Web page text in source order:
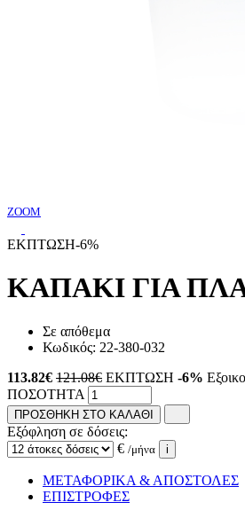
ZOOM
ΕΚΠΤΩΣΗ-6%
ΚΑΠΑΚΙ ΓΙΑ
Σε απόθεμα
Κωδικός: 22-380-032
113.82€ 121.08€ ΕΚΠΤΩΣΗ -6%
ΠΟΣΟΤΗΤΑ
ΠΡΟΣΘΗΚΗ ΣΤΟ ΚΑΛΑΘΙ
Εξόφληση σε δόσεις:
€ /μήνα i
ΜΕΤΑΦΟΡΙΚΑ & ΑΠΟΣΤΟΛΕΣ
ΕΠΙΣΤΡΟΦΕΣ